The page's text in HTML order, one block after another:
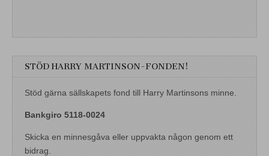
STÖD HARRY MARTINSON-FONDEN!
Stöd gärna sällskapets fond till Harry Martinsons minne.
Bankgiro 5118-0024
Skicka en minnesgåva eller uppvakta någon genom ett
bidrag.